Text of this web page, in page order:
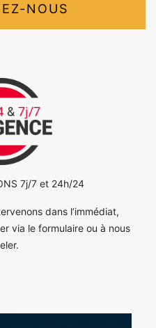
NOUS
7j/7 et 24h/24
dans l’immédiat,
via le formulaire ou à nous